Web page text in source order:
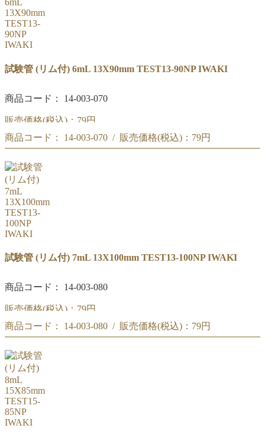
試験管 (リム付) 6mL 13X90mm TEST13-90NP IWAKI
商品コード： 14-003-070
販売価格(税込)： 79円
IWAKI 試験管 6mL (リム付) 13X90mm TEST13-90NP
商品コード： 14-003-070 / 販売価格(税込)： 79円
IWAKI 試験管 6mL (リム付) 13X90mm TEST13-90NP
試験管 (リム付) 7mL 13X100mm TEST13-100NP IWAKI
商品コード： 14-003-080
販売価格(税込)： 79円
IWAKI 試験管 7mL (リム付) 13X100mm TEST13-100NP
商品コード： 14-003-080 / 販売価格(税込)： 79円
IWAKI 試験管 7mL (リム付) 13X100mm TEST13-100NP